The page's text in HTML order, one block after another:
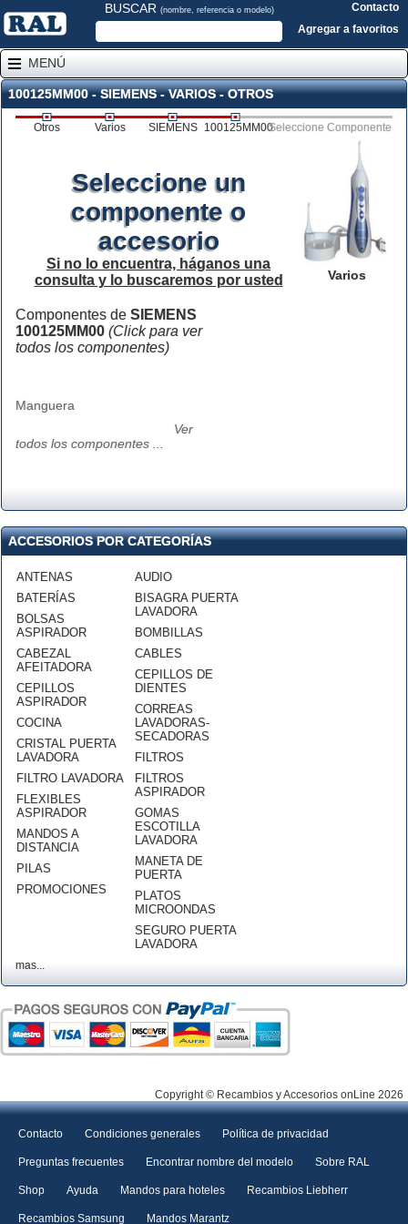
BUSCAR (nombre, referencia o modelo)
Contacto
Agregar a favoritos
MENÚ
100125MM00 - SIEMENS - VARIOS - OTROS
Otros Varios SIEMENS 100125MM00Seleccione Componente
Varios
Seleccione un
componente o
accesorio
Si no lo encuentra, háganos una
consulta y lo buscaremos por usted
Componentes de SIEMENS
100125MM00 (Click para ver
todos los componentes)
Manguera
Ver
todos los componentes ...
ACCESORIOS POR CATEGORÍAS
ANTENAS
BATERÍAS
BOLSAS
ASPIRADOR
CABEZAL
AFEITADORA
CEPILLOS
ASPIRADOR
COCINA
CRISTAL PUERTA
LAVADORA
FILTRO LAVADORA
FLEXIBLES
ASPIRADOR
MANDOS A
DISTANCIA
PILAS
PROMOCIONES
AUDIO
BISAGRA PUERTA
LAVADORA
BOMBILLAS
CABLES
CEPILLOS DE
DIENTES
CORREAS
LAVADORAS-
SECADORAS
FILTROS
FILTROS
ASPIRADOR
GOMAS
ESCOTILLA
LAVADORA
MANETA DE
PUERTA
PLATOS
MICROONDAS
SEGURO PUERTA
LAVADORA
mas...
Copyright © Recambios y Accesorios onLine 2026
Contacto Condiciones generales Política de privacidad
Preguntas frecuentes Encontrar nombre del modelo Sobre RAL
Shop Ayuda Mandos para hoteles Recambios Liebherr
Recambios Samsung Mandos Marantz